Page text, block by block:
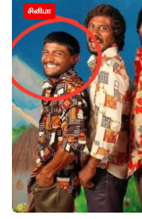
சினிமா